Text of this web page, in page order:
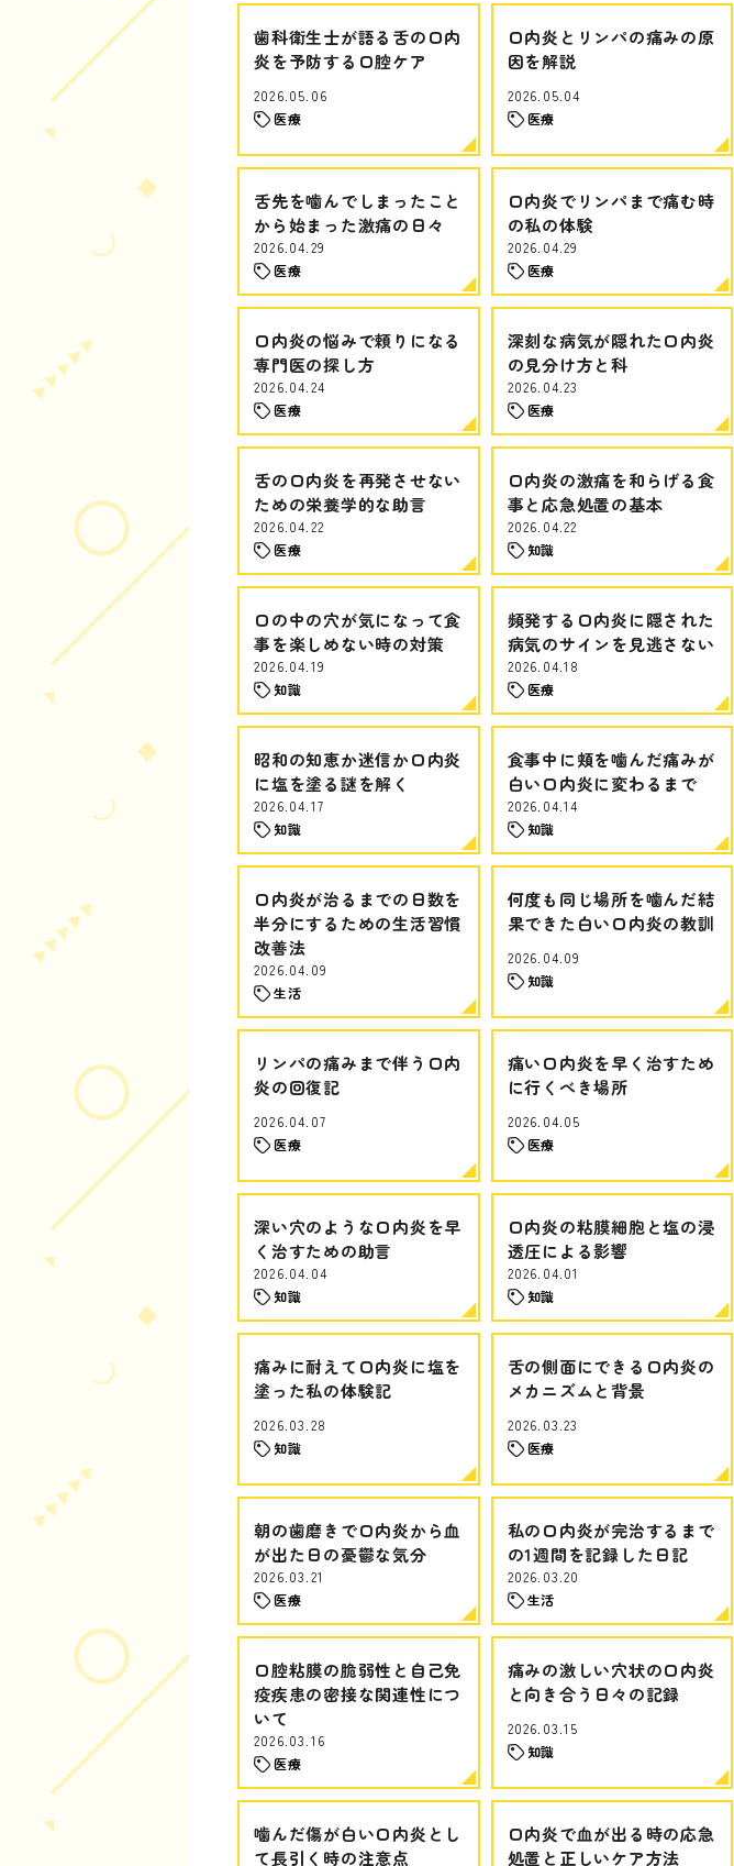
歯科衛生士が語る舌の口内
炎を予防する口腔ケア
2026.05.06
医療
口内炎とリンパの痛みの原
因を解説
2026.05.04
医療
舌先を噛んでしまったこと
から始まった激痛の日々
2026.04.29
医療
口内炎でリンパまで痛む時
の私の体験
2026.04.29
医療
口内炎の悩みで頼りになる
専門医の探し方
2026.04.24
医療
深刻な病気が隠れた口内炎
の見分け方と科
2026.04.23
医療
舌の口内炎を再発させない
ための栄養学的な助言
2026.04.22
医療
口内炎の激痛を和らげる食
事と応急処置の基本
2026.04.22
知識
口の中の穴が気になって食
事を楽しめない時の対策
2026.04.19
知識
頻発する口内炎に隠された
病気のサインを見逃さない
2026.04.18
医療
昭和の知恵か迷信か口内炎
に塩を塗る謎を解く
2026.04.17
知識
食事中に頬を噛んだ痛みが
白い口内炎に変わるまで
2026.04.14
知識
口内炎が治るまでの日数を
半分にするための生活習慣
改善法
2026.04.09
生活
何度も同じ場所を噛んだ結
果できた白い口内炎の教訓
2026.04.09
知識
リンパの痛みまで伴う口内
炎の回復記
2026.04.07
医療
痛い口内炎を早く治すため
に行くべき場所
2026.04.05
医療
深い穴のような口内炎を早
く治すための助言
2026.04.04
知識
口内炎の粘膜細胞と塩の浸
透圧による影響
2026.04.01
知識
痛みに耐えて口内炎に塩を
塗った私の体験記
2026.03.28
知識
舌の側面にできる口内炎の
メカニズムと背景
2026.03.23
医療
朝の歯磨きで口内炎から血
が出た日の憂鬱な気分
2026.03.21
医療
私の口内炎が完治するまで
の1週間を記録した日記
2026.03.20
生活
口腔粘膜の脆弱性と自己免
疫疾患の密接な関連性につ
いて
2026.03.16
医療
痛みの激しい穴状の口内炎
と向き合う日々の記録
2026.03.15
知識
噛んだ傷が白い口内炎とし
て長引く時の注意点
口内炎で血が出る時の応急
処置と正しいケア方法